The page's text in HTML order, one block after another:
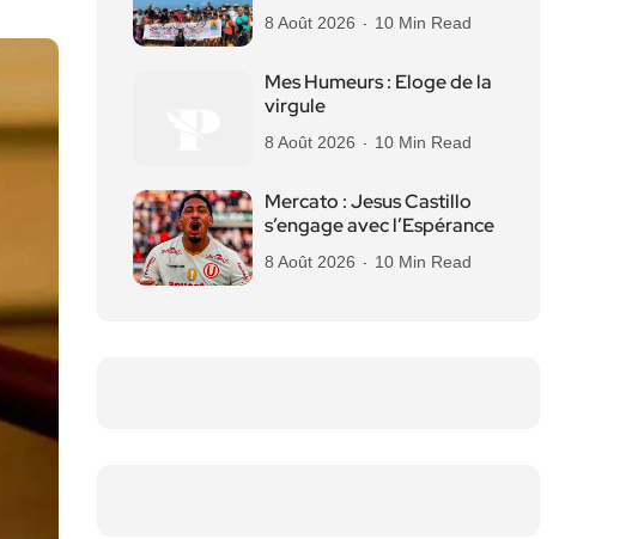
8 Août 2026 10 Min Read
Mes Humeurs : Eloge de la
virgule
8 Août 2026 10 Min Read
Mercato : Jesus Castillo
s’engage avec l’Espérance
8 Août 2026 10 Min Read